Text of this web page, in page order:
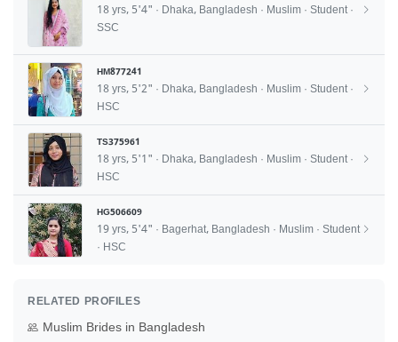
18 yrs, 5'4" · Dhaka, Bangladesh · Muslim · Student ·
SSC
HM877241
18 yrs, 5'2" · Dhaka, Bangladesh · Muslim · Student ·
HSC
TS375961
18 yrs, 5'1" · Dhaka, Bangladesh · Muslim · Student ·
HSC
HG506609
19 yrs, 5'4" · Bagerhat, Bangladesh · Muslim · Student
· HSC
RELATED PROFILES
Muslim Brides in Bangladesh